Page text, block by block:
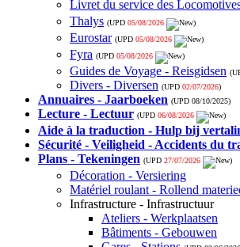
Livret du service des
Thalys (UPD 05/08/2026 )
Eurostar (UPD 05/08/2026 )
Fyra (UPD 05/08/2026 )
Guides de Voyage - Reisgidsen
Divers - Diversen (UPD 02/07/2026)
Annuaires - Jaarboeken (UPD 08/10/2025)
Lecture - Lectuur (UPD 06/08/2026 )
Aide à la traduction - Hulp bij
Sécurité - Veiligheid - Accidents du
Plans - Tekeningen (UPD 27/07/2026 )
Décoration - Versiering
Matériel roulant - Rollend
Infrastructure - Infrastructuur
Ateliers - Werkplaatsen
Bâtiments - Gebouwen